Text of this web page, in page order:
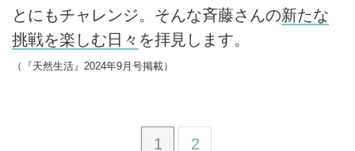
とにもチャレンジ。そんな斉藤さんの新たな
挑戦を楽しむ日々 を拝見します。
（『天然生活』2024年9月号掲載）
1 2